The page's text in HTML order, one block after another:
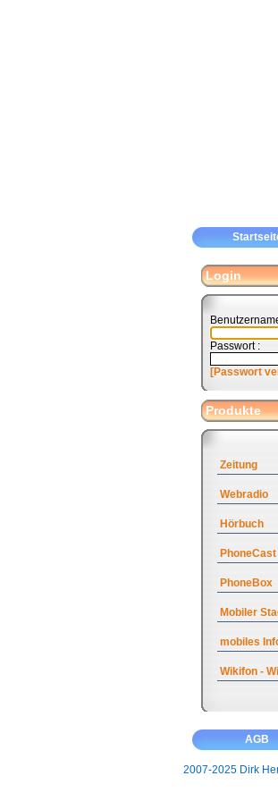
Login
Passwort :
[Passwort
Produkte
Zeitung
Webradio
Hörbuch
PhoneCast
PhoneBox
Mobiler
mobiles
Wikifon -
AGB
2007-2025 Dirk